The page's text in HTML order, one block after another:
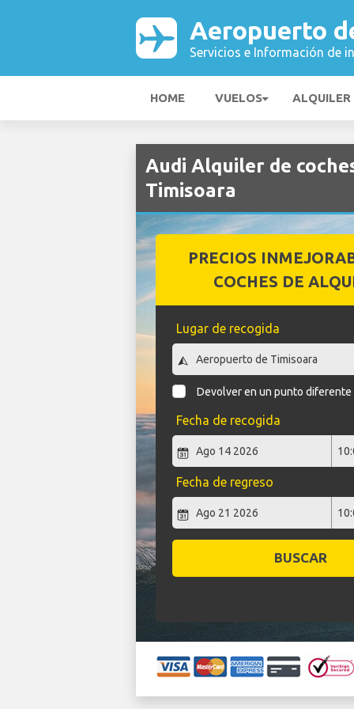
Aeropuerto
Servicios e Información de
HOME VUELOS ALQUILER
Audi Alquiler de
Timisoara
PRECIOS
COCHES DE
Lugar de recogida
Devolver en un punto diferente
Fecha de recogida
Fecha de regreso
BUSCAR